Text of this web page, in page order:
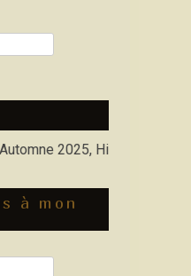
2025, Hiver 2026
à mon